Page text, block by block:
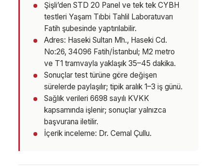
Şişli’den STD 20 Panel ve tek tek CYBH
testleri Yaşam Tıbbi Tahlil Laboratuvarı
Fatih şubesinde yaptırılabilir.
Adres: Haseki Sultan Mh., Haseki Cd.
No:26, 34096 Fatih/İstanbul; M2 metro
ve T1 tramvayla yaklaşık 35–45 dakika.
Sonuçlar test türüne göre değişen
sürelerde paylaşılır; tipik aralık 1–3 iş günü.
Sağlık verileri 6698 sayılı KVKK
kapsamında işlenir; sonuçlar yalnızca
başvurana iletilir.
İçerik inceleme: Dr. Cemal Çullu.